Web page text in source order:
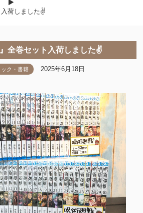
入荷しました✌️
』全巻セット入荷しました✌️
ク・書籍 2025年6月18日